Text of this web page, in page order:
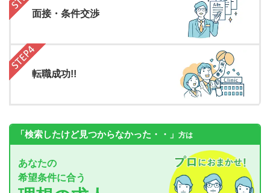
面接・条件交渉
転職成功!!
「検索したけど見つからなかった・・」 方は
あなたの
希望条件に合う